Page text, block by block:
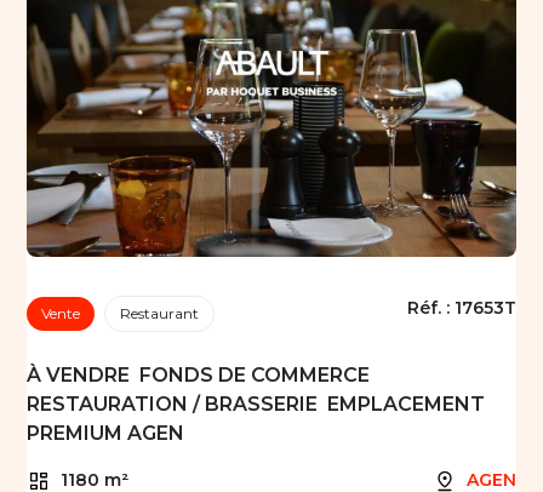
Vente Restaurant Réf. : 17653T
À VENDRE  FONDS DE COMMERCE
RESTAURATION / BRASSERIE  EMPLACEMENT
PREMIUM AGEN
1180 m² AGEN